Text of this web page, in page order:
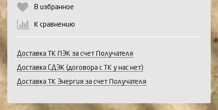
В избранное
К сравнению
Доставка ТК ПЭК за счет Получателя
Доставка СДЭК (договора с ТК у нас нет)
Доставка ТК Энергия за счет Получателя